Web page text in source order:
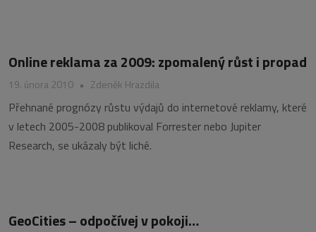
Online reklama za 2009: zpomalený růst i propad
19. února 2010 • Zdeněk Hrazdila
Přehnané prognózy růstu výdajů do internetové reklamy, které
v letech 2005-2008 publikoval Forrester nebo Jupiter
Research, se ukázaly být liché.
GeoCities – odpočívej v pokoji…